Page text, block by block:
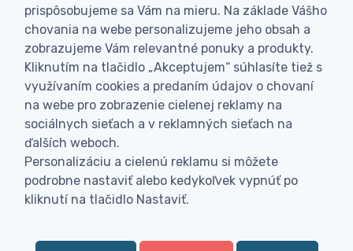
Personalizácia
Vyrobíme Vám vlastný originálny darček
Skúsenosť
Široký sortiment, z ktorého Vám pomôžeme vybrať
prispôsobujeme sa Vám na mieru. Na základe Vášho
chovania na webe personalizujeme jeho obsah a
zobrazujeme Vám relevantné ponuky a produkty.
Kliknutím na tlačidlo „Akceptujem“ súhlasíte tiež s
využívaním cookies a predaním údajov o chovaní
na webe pro zobrazenie cielenej reklamy na
sociálnych sieťach a v reklamných sieťach na
ďalších weboch.
Personalizáciu a cielenú reklamu si môžete
podrobne nastaviť alebo kedykoľvek vypnúť po
kliknutí na tlačidlo Nastaviť.